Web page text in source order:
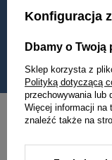
Konfiguracja
Dbamy o
Sklep korzysta z
Polityką dotyczącą
przechowywania lub
Więcej informacji na
znaleźć także na